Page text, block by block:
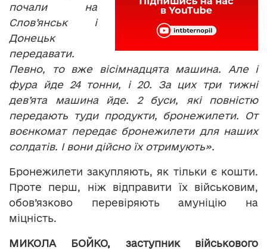
почали на
Слов’янськ і
Донецьк
передавати.
Певно, то вже вісімнадцята машина. Але і
фура йде 24 тонни, і 20. За цих три тижні
дев’ята машина йде. 2 буси, які повністю
передають туди продукти, бронежилети. От
воєнкомат передає бронежилети для наших
солдатів. І вони дійсно їх отримують».
Бронежилети закупляють, як тільки є кошти.
Проте перш, ніж відправити їх військовим,
обов’язково перевіряють амуніцію на
міцність.
МИКОЛА БОЙКО, заступник військового